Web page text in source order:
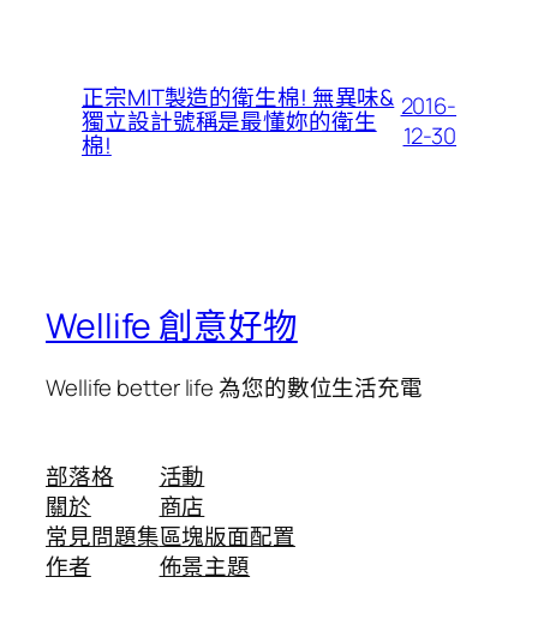
正宗MIT製造的衛生棉! 無異味&
獨立設計號稱是最懂妳的衛生
棉!
2016-
12-30
Wellife 創意好物
Wellife better life 為您的數位生活充電
部落格
關於
常見問題集
作者
活動
商店
區塊版面配置
佈景主題